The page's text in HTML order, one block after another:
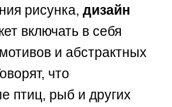
рисунка,дизайн
включать в себя
и абстрактных
что
птиц, рыб и других